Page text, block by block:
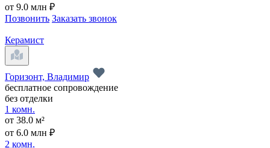
от 9.0 млн ₽
Позвонить Заказать звонок
Керамист
Горизонт, Владимир
бесплатное сопровождение
без отделки
1 комн.
от 38.0 м²
от 6.0 млн ₽
2 комн.